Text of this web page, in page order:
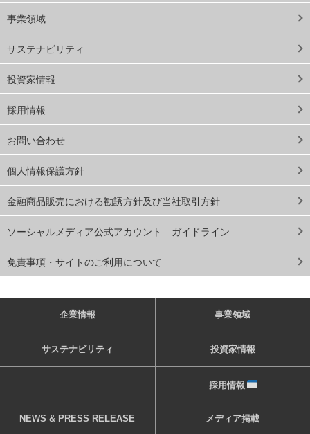
事業領域
サステナビリティ
投資家情報
採用情報
お問い合わせ
個人情報保護方針
金融商品販売における勧誘方針及び当社取引方針
ソーシャルメディア公式アカウント ガイドライン
免責事項・サイトのご利用について
企業情報 事業領域
サステナビリティ 投資家情報
採用情報
NEWS & PRESS RELEASE メディア掲載